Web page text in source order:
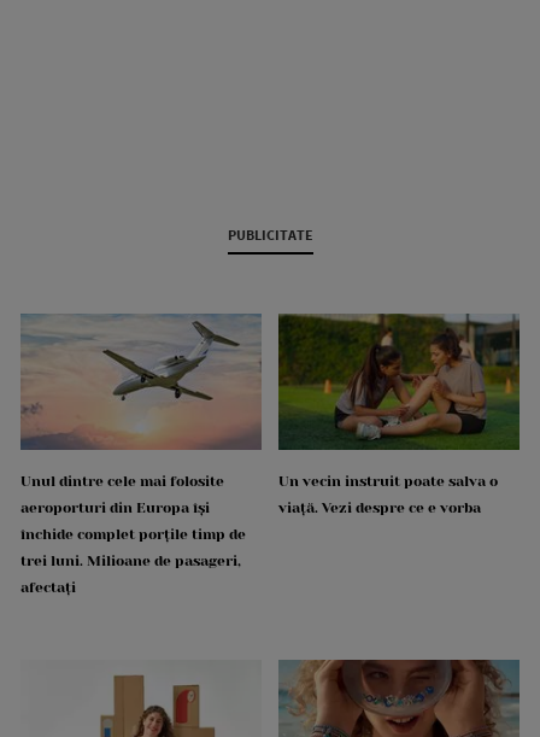
PUBLICITATE
Unul dintre cele mai folosite
aeroporturi din Europa își
închide complet porțile timp de
trei luni. Milioane de pasageri,
afectați
Un vecin instruit poate salva o
viață. Vezi despre ce e vorba